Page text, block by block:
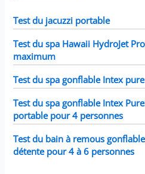
Test du jacuzzi portable
Test du spa Hawaii HydroJet
maximum
Test du spa gonflable Intex
Test du spa gonflable Intex
portable pour 4 personnes
Test du bain à remous
détente pour 4 à 6 personnes